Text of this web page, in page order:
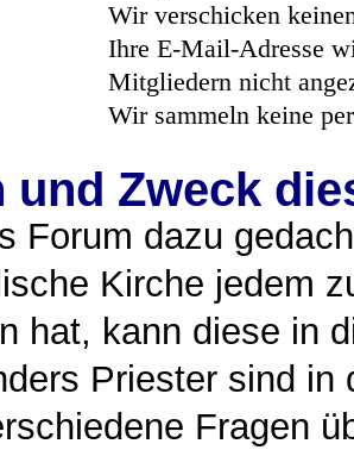
Wir verschicken
Ihre E-Mail-Adresse
Mitgliedern nicht
Wir sammeln keine
und Zweck
Forum dazu
Kirche jedem
hat, kann diese in
Priester sind in
Fragen